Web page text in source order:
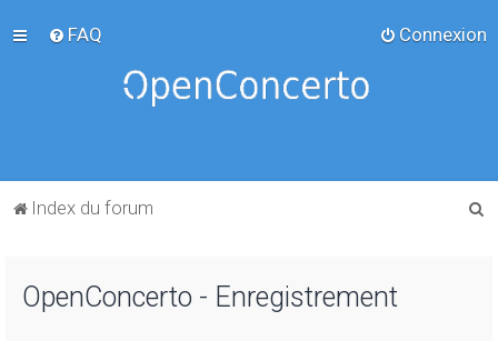
FAQ Connexion
Index du forum
OpenConcerto - Enregistrement